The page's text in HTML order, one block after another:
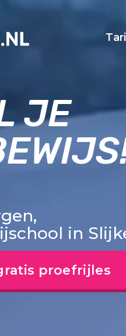
JE
in
proefrijles